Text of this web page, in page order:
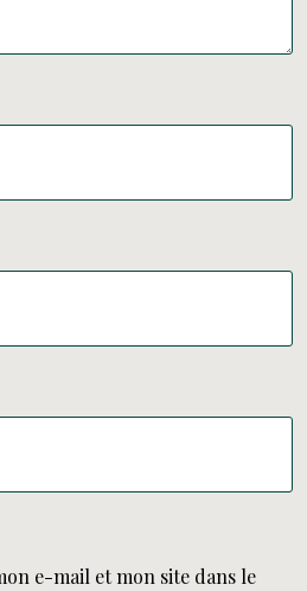
e-mail et mon site dans le